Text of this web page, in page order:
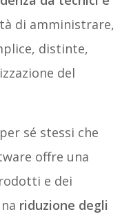
di amministrare,
distinte,
del
sé stessi che
offre una
e dei
riduzione degli